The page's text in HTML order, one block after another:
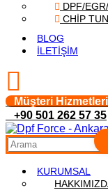
DPF/
CHİP
BLOG
İLETİŞİM
Müşteri
+90 501 262 57 35
KURUMSAL